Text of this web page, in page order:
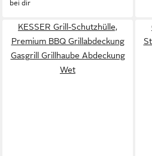
bei dir
KESSER Grill-Schutzhülle,
Premium BBQ Grillabdeckung
Gasgrill Grillhaube Abdeckung
Wet